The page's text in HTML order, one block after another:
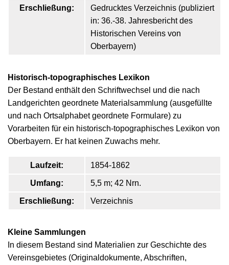
Erschließung:
Gedrucktes Verzeichnis (publiziert
in: 36.-38. Jahresbericht des
Historischen Vereins von
Oberbayern)
Historisch-topographisches Lexikon
Der Bestand enthält den Schriftwechsel und die nach
Landgerichten geordnete Materialsammlung (ausgefüllte
und nach Ortsalphabet geordnete Formulare) zu
Vorarbeiten für ein historisch-topographisches Lexikon von
Oberbayern. Er hat keinen Zuwachs mehr.
Laufzeit: 1854-1862
Umfang: 5,5 m; 42 Nrn.
Erschließung: Verzeichnis
Kleine Sammlungen
In diesem Bestand sind Materialien zur Geschichte des
Vereinsgebietes (Originaldokumente, Abschriften,